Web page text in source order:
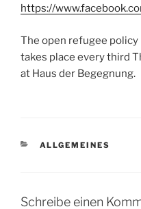
https://
The open refugee
takes place every third
at Haus der Begegnung.
KATEGORIEN
ALLGEMEINES
Schreibe einen